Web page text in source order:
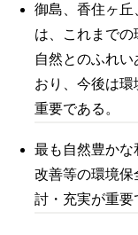
御島、香住ヶ丘
は、これまで
自然とのふれ
おり、今後は
重要である。
最も自然豊か
改善等の環境
討・充実が重要